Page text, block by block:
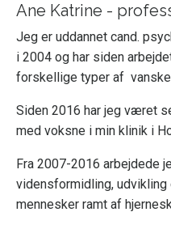
Ane Katrine -
Jeg er uddannet cand.
i 2004 og har siden
forskellige typer af
Siden 2016 har jeg været
med voksne i min klinik i
Fra 2007-2016 arbejdede
vidensformidling,
mennesker ramt af